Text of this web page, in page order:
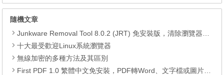
隨機文章
Junkware Removal Tool 8.0.2 (JRT) 免安裝版，清除瀏覽器上方不知名的工具列
十大最受歡迎Linux系統瀏覽器
無線加密的多種方法及其區別
First PDF 1.0 繁體中文免安裝，PDF轉Word、文字檔或圖片的軟體